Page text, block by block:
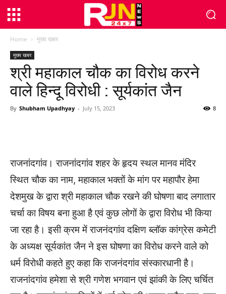
Home मुख्य खबर
मुख्य खबर
श्री महाकाल चौक का विरोध करने
वाले हिन्दू विरोधी : सूर्यकांत जैन
By Shubham Upadhyay - July 15, 2023 8
राजनांदगांव। राजनांदगांव शहर के हृदय स्थल मानव मंदिर
स्थित चौक का नाम, महाकाल भक्तों के मांग पर महापौर हेमा
देशमुख के द्वारा श्री महाकाल चौक रखने की घोषणा बाद लगातार
चर्चा का विषय बना हुआ है एवं कुछ लोगों के द्वारा विरोध भी किया
जा रहा है। इसी क्रम में राजनंदगांव दक्षिण ब्लॉक कांग्रेस कमेटी
के अध्यक्ष सूर्यकांत जैन ने इस घोषणा का विरोध करने वाले को
धर्म विरोधी कहते हुए कहा कि राजनंदगांव संस्कारधानी है।
राजनांदगांव हमेशा से श्री गणेश भगवान एवं झांकी के लिए चर्चित